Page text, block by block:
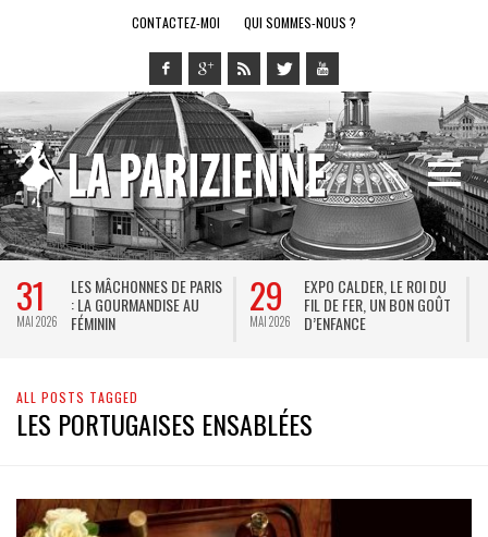
CONTACTEZ-MOI QUI SOMMES-NOUS ?
31
MAI 2026
LES MÂCHONNES DE PARIS
: LA GOURMANDISE AU
FÉMININ
29
MAI 2026
EXPO CALDER, LE ROI DU
FIL DE FER, UN BON GOÛT
D’ENFANCE
ALL POSTS TAGGED
LES PORTUGAISES ENSABLÉES